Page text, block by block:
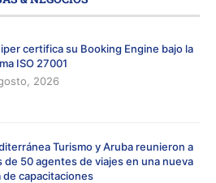
certifica su Booking Engine bajo la
ISO 27001
2026
Turismo y Aruba reunieron a
de 50 agentes de viajes en una nueva
de capacitaciones